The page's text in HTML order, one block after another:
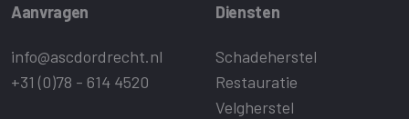
Aanvragen
info@ascdordrecht.nl
+31 (0)78 - 614 4520
Diensten
Schadeherstel
Restauratie
Velgherstel